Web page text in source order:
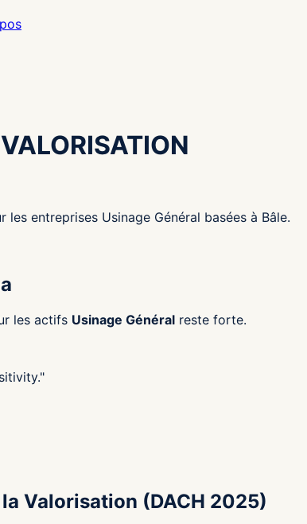
entreprises Usinage Général basées à Bâle.
les actifs Usinage Général reste forte.
"
Valorisation (DACH 2025)